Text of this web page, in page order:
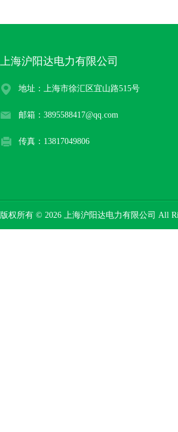
上海沪阳达电力有限公司
地址：上海市徐汇区宜山路515号
邮箱：3895588417@qq.com
传真：13817049806
版权所有 © 2026 上海沪阳达电力有限公司 All